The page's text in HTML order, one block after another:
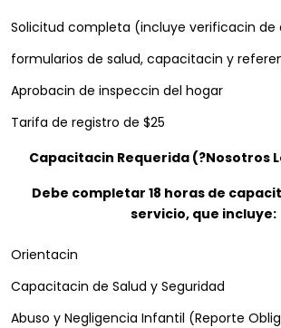
Solicitud completa (incluye verificacin de
formularios de salud, capacitacin y
Aprobacin de inspeccin del hogar
Tarifa de registro de $25
Capacitacin Requerida (?Nosotros
Debe completar 18 horas de
servicio, que incluye:
Orientacin
Capacitacin de Salud y Seguridad
Abuso y Negligencia Infantil (Reporte